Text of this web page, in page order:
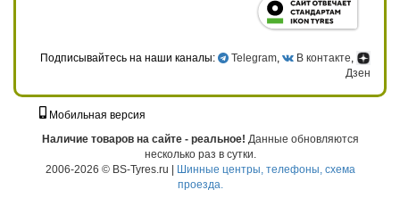
Подписывайтесь на наши каналы: Telegram , В контакте
Дзен
Мобильная версия
Наличие товаров на сайте - реальное! Данные обновляются
несколько раз в сутки.
2006-2026 © BS-Tyres.ru | Шинные центры, телефоны, схема
проезда.